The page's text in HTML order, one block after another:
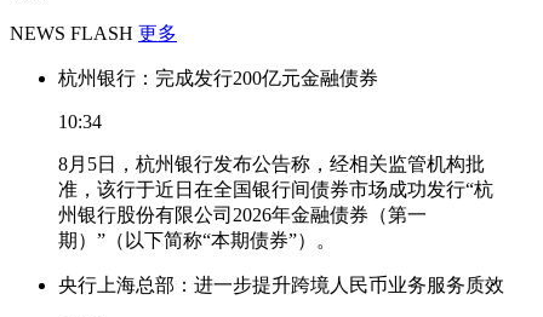
NEWS FLASH 更多
杭州银行：完成发行200亿元金融债券
10:34
8月5日，杭州银行发布公告称，经相关监管机构批
准，该行于近日在全国银行间债券市场成功发行“杭
州银行股份有限公司2026年金融债券（第一
期）”（以下简称“本期债券”）。
央行上海总部：进一步提升跨境人民币业务服务质效